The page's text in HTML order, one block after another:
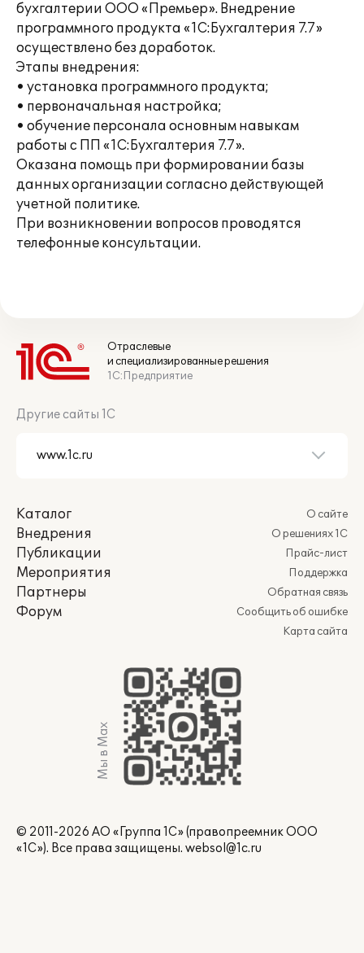
бухгалтерии ООО «Премьер». Внедрение
программного продукта «1С:Бухгалтерия 7.7»
осуществлено без доработок.
Этапы внедрения:
• установка программного продукта;
• первоначальная настройка;
• обучение персонала основным навыкам
работы с ПП «1С:Бухгалтерия 7.7».
Оказана помощь при формировании базы
данных организации согласно действующей
учетной политике.
При возникновении вопросов проводятся
телефонные консультации.
Отраслевые
и специализированные решения
1С:Предприятие
Другие сайты 1С
Каталог
Внедрения
Публикации
Мероприятия
Партнеры
Форум
О сайте
О решениях 1С
Прайс-лист
Поддержка
Обратная связь
Сообщить об ошибке
Карта сайта
Мы в Max
© 2011-2026 АО «Группа 1С» (правопреемник ООО
«1С»). Все права защищены. websol@1c.ru